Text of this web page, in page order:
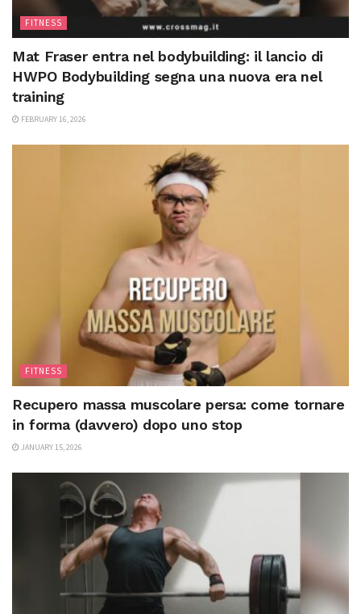
FITNESS
Mat Fraser entra nel bodybuilding: il lancio di
HWPO Bodybuilding segna una nuova era nel
training
FEBRUARY 16, 2026
FITNESS
Recupero massa muscolare persa: come tornare
in forma (davvero) dopo uno stop
JANUARY 15, 2026